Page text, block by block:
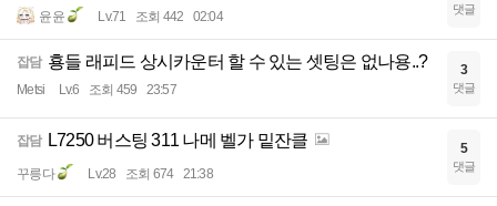
윤윤 Lv.71 조회 442 02:04 댓글
잡담 횽들 래피드 상시카운터 할 수 있는 셋팅은 없나용..?
Metsi Lv.6 조회 459 23:57
3
댓글
잡담 L7250 버스팅 311 나메 벨가 밑잔클
꾸릉다 Lv.28 조회 674 21:38
5
댓글